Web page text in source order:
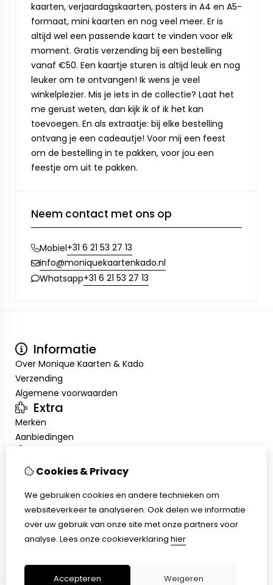
kaarten, verjaardagskaarten, posters in A4 en A5-
formaat, mini kaarten en nog veel meer. Er is
altijd wel een passende kaart te vinden voor elk
moment. Gratis verzending bij een bestelling
vanaf €50. Een kaartje sturen is altijd leuk en nog
leuker om te ontvangen! Ik wens je veel
winkelplezier. Mis je iets in de collectie? Laat het
me gerust weten, dan kijk ik of ik het kan
toevoegen. En als extraatje: bij elke bestelling
ontvang je een cadeautje! Voor mij een feest
om de bestelling in te pakken, voor jou een
feestje om uit te pakken.
Neem contact met ons op
Mobiel+31 6 21 53 27 13
info@moniquekaartenkado.nl
Whatsapp+31 6 21 53 27 13
Informatie
Over Monique Kaarten & Kado
Verzending
Algemene voorwaarden
Extra
Merken
Aanbiedingen
Inloggen
Nieuwsbrief
Klantenservice
Contact
Sitemap
Cookies & Privacy
We gebruiken cookies en andere technieken om
websiteverkeer te analyseren. Ook delen we informatie
over uw gebruik van onze site met onze partners voor
analyse. Lees onze cookieverklaring hier
Accepteren Weigeren